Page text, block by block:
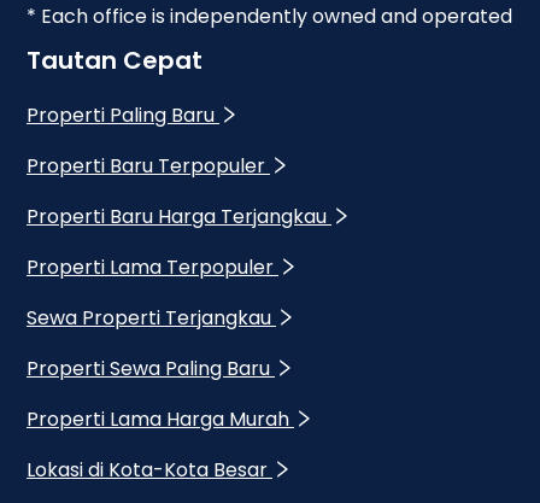
* Each office is independently owned and operated
Tautan Cepat
Properti Paling Baru
Properti Baru Terpopuler
Properti Baru Harga Terjangkau
Properti Lama Terpopuler
Sewa Properti Terjangkau
Properti Sewa Paling Baru
Properti Lama Harga Murah
Lokasi di Kota-Kota Besar